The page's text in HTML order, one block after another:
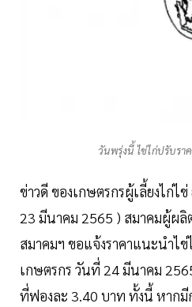
วันพรุ่งนี้ ไข่ไก่ปรับร
ข่าวดี ของเกษตรกรผู้เลี้ยงไก่
23 มีนาคม 2565 ) สมาคมผู้ผลิ
สมาคมฯ ขอแจ้งราคาแนะนำไ
เกษตรกร วันที่ 24 มีนาคม
ที่ฟองละ 3.40 บาท ทั้งนี้ หากมี